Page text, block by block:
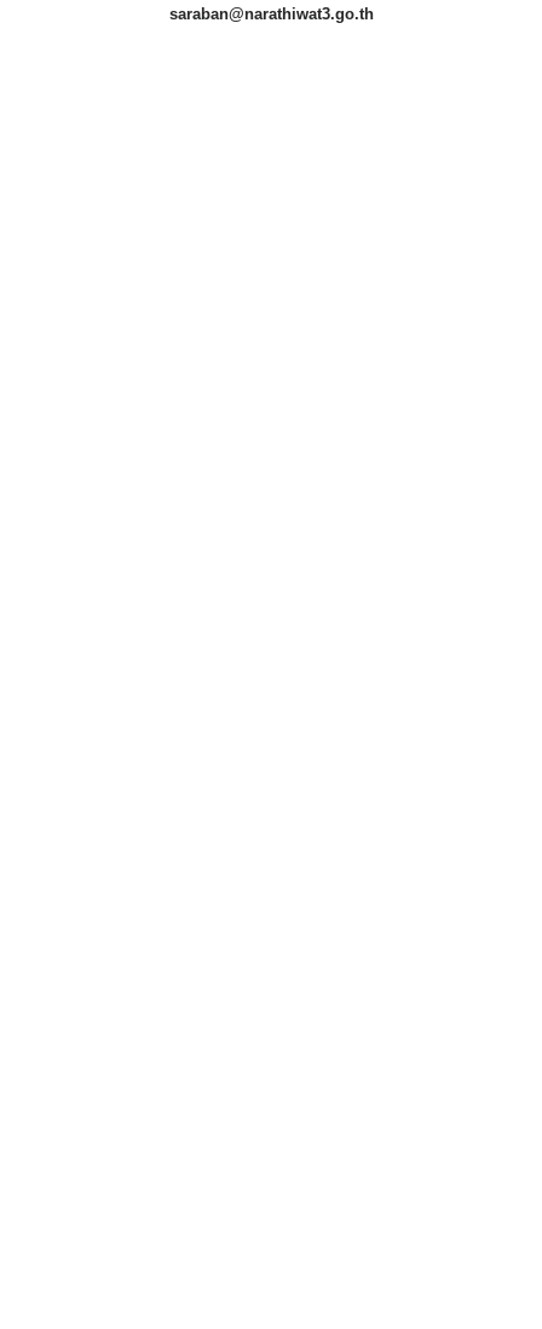
saraban@narathiwat3.go.th